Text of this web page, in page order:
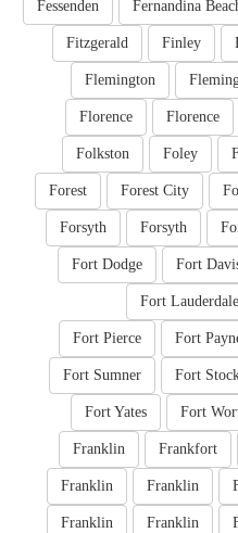
Fernandina
Fessenden
Finley
Fitzgerald
Flemington
Florence
Florence
Foley
Folkston
Forest City
Forest
Forsyth
Forsyth
Fort
Fort Dodge
Fort Lauderdale
Fort
Fort Pierce
Fort
Fort Sumner
Fort
Fort Yates
Frankfort
Franklin
Franklin
Franklin
Franklin
Franklin